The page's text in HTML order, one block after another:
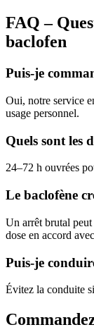
FAQ –
baclofen
Puis-je
Oui, notre service
usage personnel.
Quels sont les
24–72 h ouvrées
Le baclofène
Un arrêt brutal peut
dose en accord
Puis-je
Évitez la conduite